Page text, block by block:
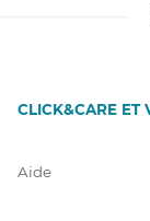
CLICK&CARE ET
Aide